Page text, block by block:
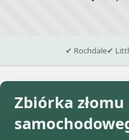
✔ Rochdale✔
Zbiórka złomu